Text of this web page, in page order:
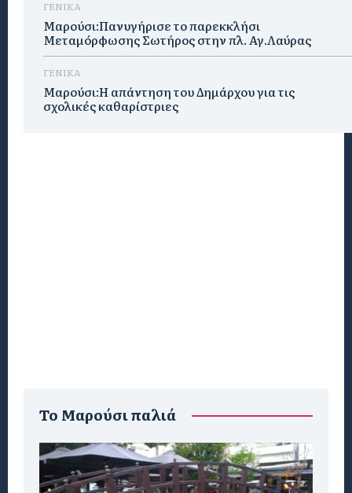
ΓΕΝΙΚΑ
Μαρούσι:Πανυγήρισε το παρεκκλήσι
Μεταμόρφωσης Σωτήρος στην πλ. Αγ.Λαύρας
ΓΕΝΙΚΑ
Μαρούσι:Η απάντηση του Δημάρχου για τις
σχολικές καθαρίστριες
To Μαρούσι παλιά